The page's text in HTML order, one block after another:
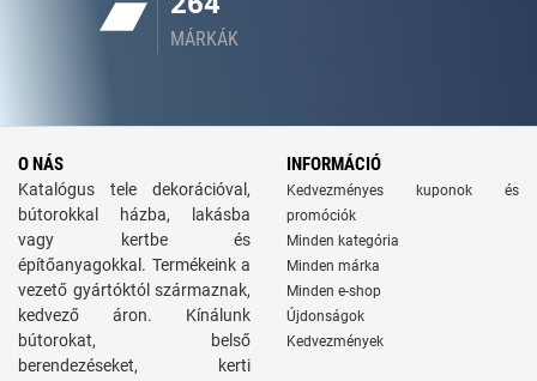
MÁRKÁK
O NÁS
Katalógus tele dekorációval,
bútorokkal házba, lakásba
vagy kertbe és
építőanyagokkal. Termékeink a
vezető gyártóktól származnak,
kedvező áron. Kínálunk
bútorokat, belső
berendezéseket, kerti
INFORMÁCIÓ
Kedvezményes kuponok és
promóciók
Minden kategória
Minden márka
Minden e-shop
Újdonságok
Kedvezmények